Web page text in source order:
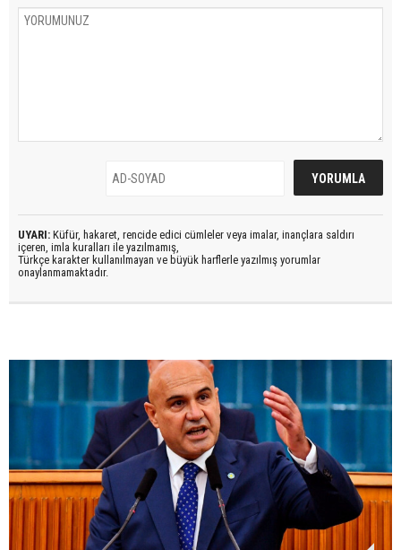
UYARI: Küfür, hakaret, rencide edici cümleler veya imalar, inançlara saldırı
içeren, imla kuralları ile yazılmamış,
Türkçe karakter kullanılmayan ve büyük harflerle yazılmış yorumlar
onaylanmamaktadır.